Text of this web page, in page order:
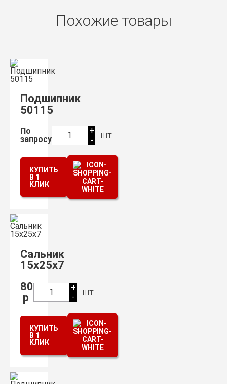
Похожие товары
Подшипник
50115
По
запросу
1
+
-
шт.
КУПИТЬ
В 1
КЛИК
Сальник
15х25х7
80
р
1
+
-
шт.
КУПИТЬ
В 1
КЛИК